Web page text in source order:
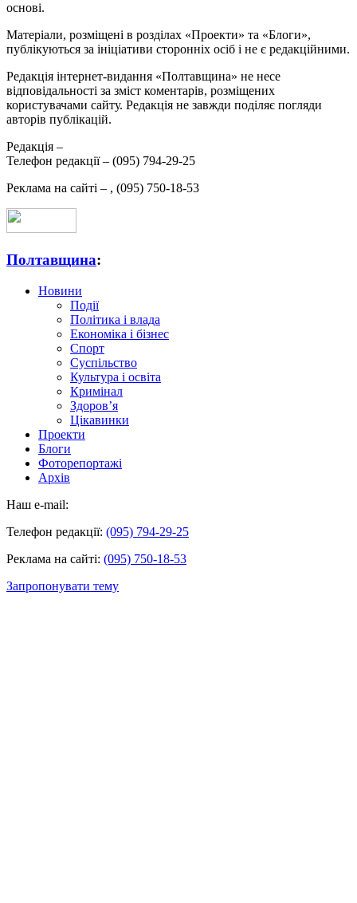
основі.
Матеріали, розміщені в розділах «Проекти» та «Блоги»,
публікуються за ініціативи сторонніх осіб і не є редакційними.
Редакція інтернет-видання «Полтавщина» не несе
відповідальності за зміст коментарів, розміщених
користувачами сайту. Редакція не завжди поділяє погляди
авторів публікацій.
Редакція –
Телефон редакції – (095) 794-29-25
Реклама на сайті – , (095) 750-18-53
Полтавщина:
Новини
Події
Політика і влада
Економіка і бізнес
Спорт
Суспільство
Культура і освіта
Кримінал
Здоров’я
Цікавинки
Проекти
Блоги
Фоторепортажі
Архів
Наш e-mail:
Телефон редакції: (095) 794-29-25
Реклама на сайті: (095) 750-18-53
Запропонувати тему